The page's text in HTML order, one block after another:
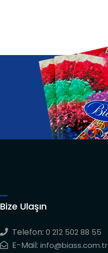
Bize Ulaşın
Telefon: 0 212 502 88 55
E-Mail: info@biass.com.tr